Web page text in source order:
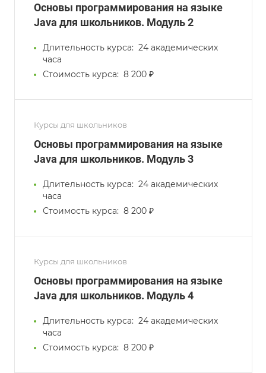
Основы программирования на языке
Java для школьников. Модуль 2
Длительность курса: 24 академических
часа
Стоимость курса: 8 200 ₽
Курсы для школьников
Основы программирования на языке
Java для школьников. Модуль 3
Длительность курса: 24 академических
часа
Стоимость курса: 8 200 ₽
Курсы для школьников
Основы программирования на языке
Java для школьников. Модуль 4
Длительность курса: 24 академических
часа
Стоимость курса: 8 200 ₽